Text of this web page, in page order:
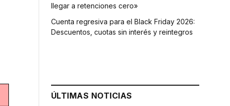
llegar a retenciones cero»
Cuenta regresiva para el Black Friday 2026:
Descuentos, cuotas sin interés y reintegros
ÚLTIMAS NOTICIAS